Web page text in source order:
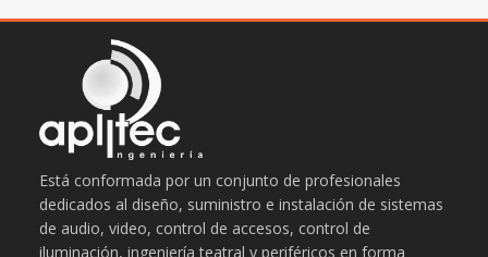
Está conformada por un conjunto de profesionales
dedicados al diseño, suministro e instalación de sistemas
de audio, video, control de accesos, control de
iluminación, ingeniería teatral y periféricos en forma